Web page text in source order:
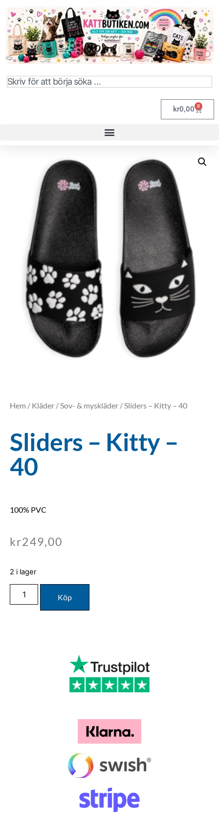
kr0,00 0
Hem / Kläder /Sov- & myskläder / Sliders – Kitty – 40
Sliders – Kitty –
40
100% PVC
kr249,00
2 i lager
Köp